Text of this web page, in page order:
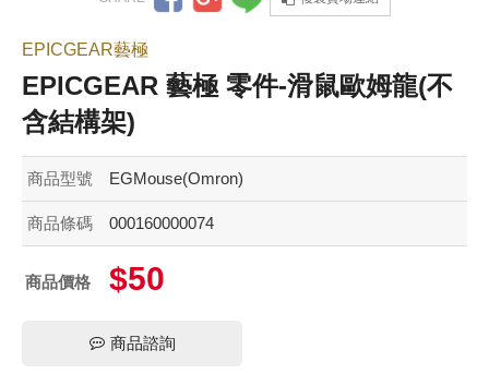
EPICGEAR藝極
EPICGEAR 藝極 零件-滑鼠歐姆龍(不
含結構架)
商品型號 EGMouse(Omron)
商品條碼 000160000074
商品價格 $50
商品諮詢